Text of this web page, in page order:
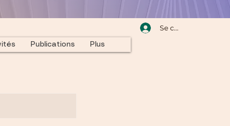
Publications Plus
Se connecter